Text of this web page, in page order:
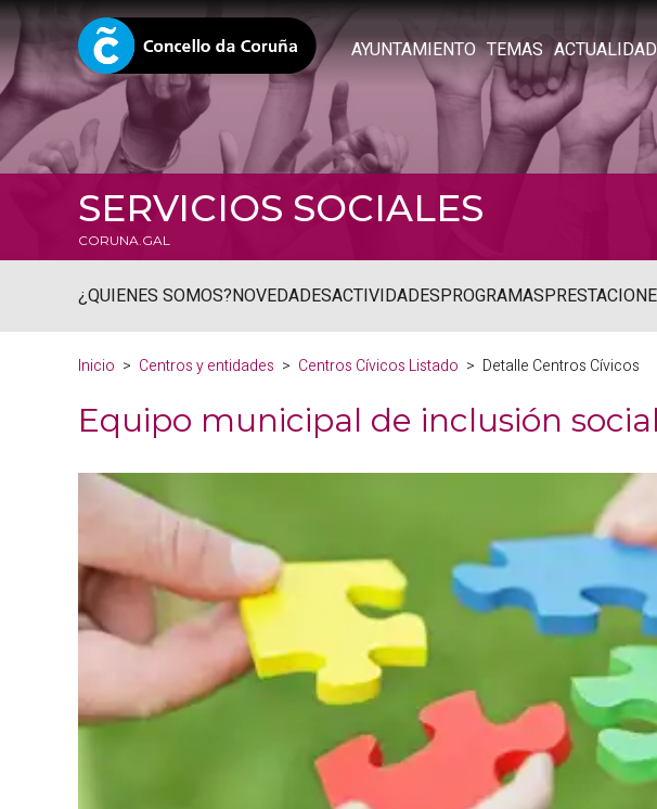
AYUNTAMIENTO TEMAS ACTUALIDAD
SERVICIOS SOCIALES
CORUNA.GAL
¿QUIENES SOMOS?NOVEDADESACTIVIDADESPROGRAMAS
Inicio Centros y entidades Centros Cívicos Listado Detalle Centros Cívicos
Equipo municipal de inclusión